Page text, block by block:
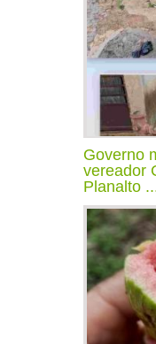
Governo
vereador
Planalto